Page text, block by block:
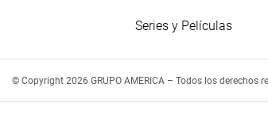
Series y Películas
© Copyright 2026 GRUPO AMERICA – Todos los derechos